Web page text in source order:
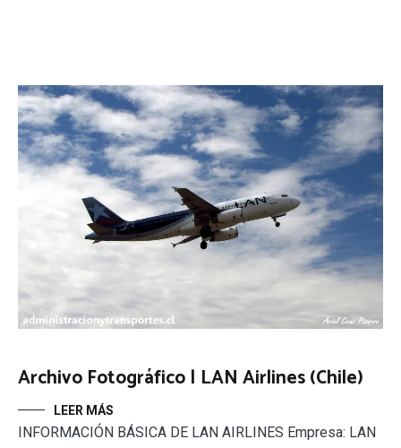
Archivo Fotográfico | LAN Airlines (Chile)
LEER MÁS
INFORMACIÓN BÁSICA DE LAN AIRLINES Empresa: LAN